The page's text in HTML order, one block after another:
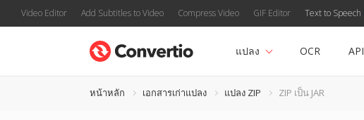
Video Editor Add Subtitles to Video Compress Video GIF Editor Text to Speech
แปลง OCR API
หน้าหลัก เอกสารเก่าแปลง แปลง ZIP ZIP เป็น JAR